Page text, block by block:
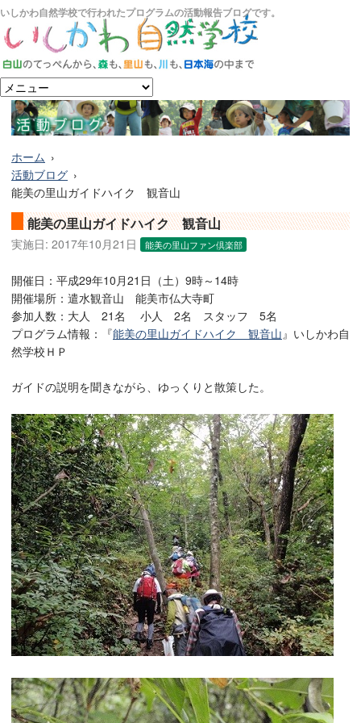
いしかわ自然学校で行われたプログラムの活動報告ブログです。
ホーム
活動ブログ
能美の里山ガイドハイク 観音山
能美の里山ガイドハイク 観音山
実施日: 2017年10月21日 能美の里山ファン倶楽部
開催日：平成29年10月21日（土）9時～14時
開催場所：遣水観音山 能美市仏大寺町
参加人数：大人 21名 小人 2名 スタッフ 5名
プログラム情報：『能美の里山ガイドハイク 観音山 』いしかわ自
然学校ＨＰ
ガイドの説明を聞きながら、ゆっくりと散策した。